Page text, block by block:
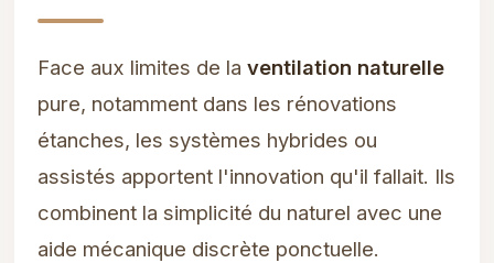
Face aux limites de laventilation naturelle
pure, notamment dans les rénovations
étanches, les systèmes hybrides ou
assistés apportent l'innovation qu'il fallait. Ils
combinent la simplicité du naturel avec une
aide mécanique discrète ponctuelle.